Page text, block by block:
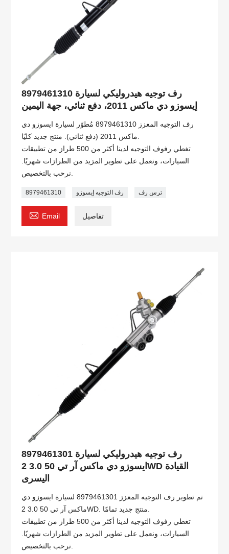
8979461310 رف توجيه هيدروليكي لسيارة
إيسوزو دي ماكس 2011، دفع ثنائي، جهة اليمين
رف التوجيه المعزز 8979461310 مُطوّر لسيارة ايسوزو دي
ماكس 2011 (دفع ثنائي). منتج جديد كليًا.
تغطي رفوف التوجيه لدينا أكثر من 500 طراز من تطبيقات
السيارات، ونعمل على تطوير المزيد من الطرازات شهريًا.
نرحب بالتخصيص.
8979461310 رف التوجيه إيسوزو ترس رف
 Email تفاصيل
8979461301 رف توجيه هيدروليكي لسيارة
ايسوزو دي ماكس آر تي 50 3.0 2WD القيادة
اليسرى
تم تطوير رف التوجيه المعزز 8979461301 لسيارة ايسوزو دي
تغطي رفوف التوجيه لدينا أكثر من 500 طراز من تطبيقات
السيارات، ونعمل على تطوير المزيد من الطرازات شهريًا.